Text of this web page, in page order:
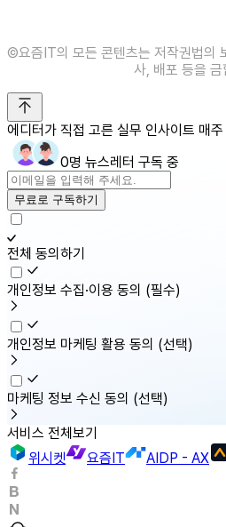
©️요즘IT의 모든 콘텐츠는 저작권법의
사, 배포 등을 금
에디터가 직접 고른 실무 인사이트 매
0명 뉴스레터 구독 중
무료로 구독하기
전체 동의하기
개인정보 수집·이용 동의 (필수)
개인정보 마케팅 활용 동의 (선택)
마케팅 정보 수신 동의 (선택)
서비스 전체보기
위시켓
요즘IT AIDP - AX